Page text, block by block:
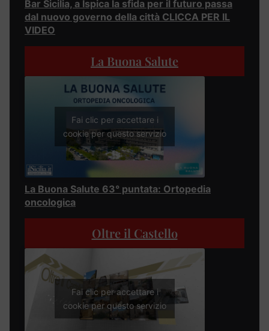
Bar Sicilia, a Ispica la sfida per il futuro passa
dal nuovo governo della città CLICCA PER IL
VIDEO
La Buona Salute
Fai clic per accettare i
cookie per questo servizio
La Buona Salute 63° puntata: Ortopedia
oncologica
Oltre il Castello
Fai clic per accettare i
cookie per questo servizio